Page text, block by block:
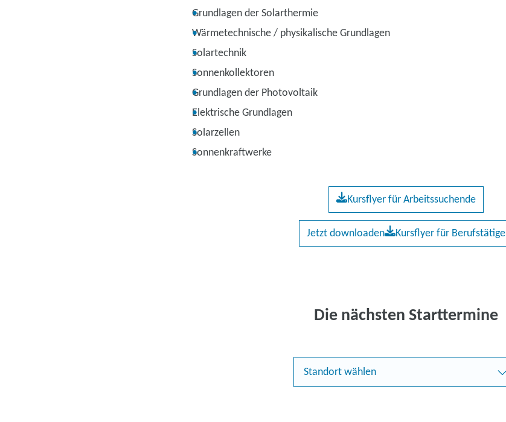
Grundlagen der Solarthermie
Wärmetechnische / physikalische Grundlagen
Solartechnik
Sonnenkollektoren
Grundlagen der Photovoltaik
Elektrische Grundlagen
Solarzellen
Sonnenkraftwerke
Kursflyer für Arbeitssuchende
Jetzt downloaden Kursflyer für Berufstätige
Die nächsten Starttermine
Standort wählen